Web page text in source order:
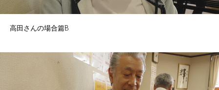
高田さんの場合篇B